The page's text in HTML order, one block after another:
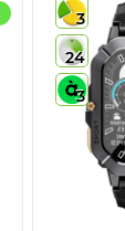
3
24
3